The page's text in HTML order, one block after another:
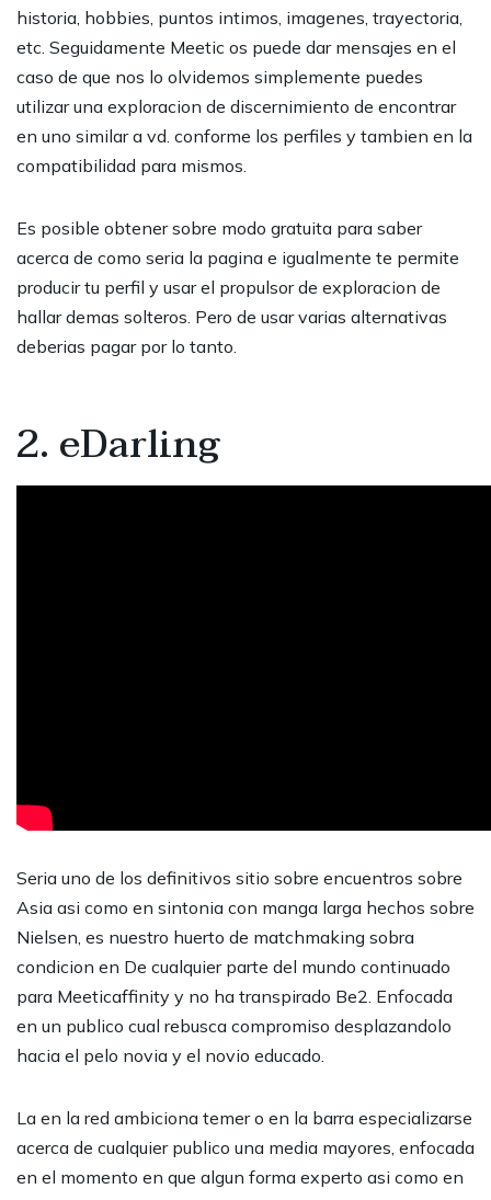
historia, hobbies, puntos intimos, imagenes, trayectoria,
etc. Seguidamente Meetic os puede dar mensajes en el
caso de que nos lo olvidemos simplemente puedes
utilizar una exploracion de discernimiento de encontrar
en uno similar a vd. conforme los perfiles y tambien en la
compatibilidad para mismos.
Es posible obtener sobre modo gratuita para saber
acerca de como seria la pagina e igualmente te permite
producir tu perfil y usar el propulsor de exploracion de
hallar demas solteros. Pero de usar varias alternativas
deberias pagar por lo tanto.
2. eDarling
Seria uno de los definitivos sitio sobre encuentros sobre
Asia asi como en sintonia con manga larga hechos sobre
Nielsen, es nuestro huerto de matchmaking sobra
condicion en De cualquier parte del mundo continuado
para Meeticaffinity y no ha transpirado Be2. Enfocada
en un publico cual rebusca compromiso desplazandolo
hacia el pelo novia y el novio educado.
La en la red ambiciona temer o en la barra especializarse
acerca de cualquier publico una media mayores, enfocada
en el momento en que algun forma experto asi como en